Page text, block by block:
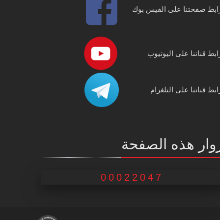
صفحتنا على الفيس بوك
قناتنا على اليوتيوب
قناتنا على التلغرام
هذه الصفحة
00022047